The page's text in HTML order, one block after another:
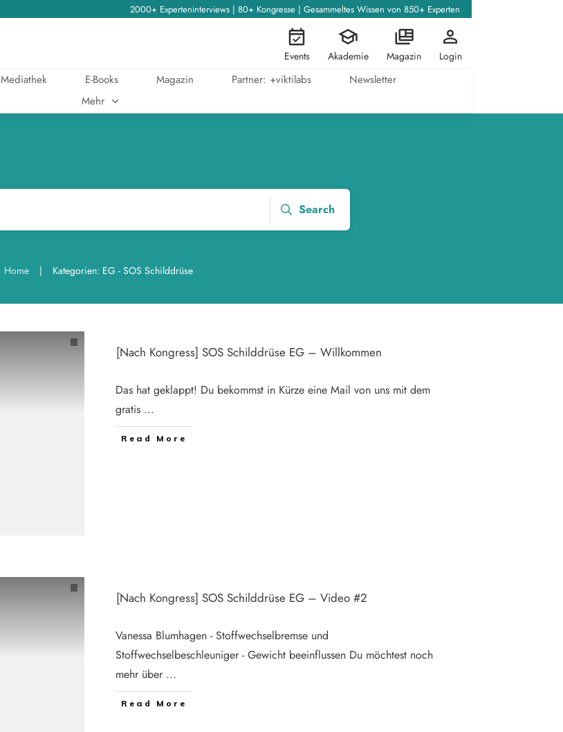
2000+ Experteninterviews | 80+ Kongresse | Gesammeltes Wissen von 850+ Experten
Events Akademie Magazin Login
Mediathek E-Books Magazin Partner: +viktilabs
Newsletter
Mehr
Search
Home | Kategorien: EG - SOS Schilddrüse
[Nach Kongress] SOS Schilddrüse EG – Willkommen
Das hat geklappt! Du bekommst in Kürze eine Mail von uns mit dem
gratis ...
Read More
[Nach Kongress] SOS Schilddrüse EG – Video #2
Vanessa Blumhagen - Stoffwechselbremse und
Stoffwechselbeschleuniger - Gewicht beeinflussen Du möchtest noch
mehr über ...
Read More